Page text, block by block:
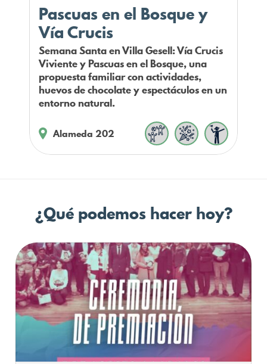
Pascuas en el Bosque y
Vía Crucis
Semana Santa en Villa Gesell: Vía Crucis
Viviente y Pascuas en el Bosque, una
propuesta familiar con actividades,
huevos de chocolate y espectáculos en un
entorno natural.
Alameda 202
¿Qué podemos hacer hoy?